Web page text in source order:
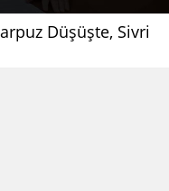
Düşüşte, Sivri